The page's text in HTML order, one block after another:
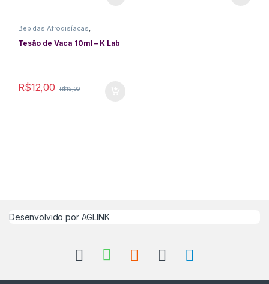
Bebidas Afrodisíacas
Comestíveis Cosméticos
Excitantes ,Funcionais
Tesão de Vaca 10ml – K Lab
R$12,00 R$15,00
Desenvolvido por AGLINK